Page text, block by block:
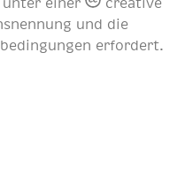
und die
erfordert.